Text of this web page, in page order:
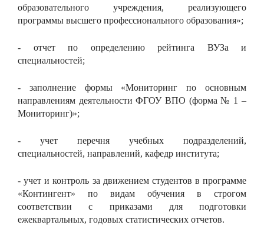
образовательного учреждения, реализующего
программы высшего профессионального образования»;
- отчет по определению рейтинга ВУЗа и
специальностей;
- заполнение формы «Мониторинг по основным
направлениям деятельности ФГОУ ВПО (форма № 1 –
Мониторинг)»;
- учет перечня учебных подразделений,
специальностей, направлений, кафедр института;
- учет и контроль за движением студентов в программе
«Контингент» по видам обучения в строгом
соответствии с приказами для подготовки
ежеквартальных, годовых статистических отчетов.